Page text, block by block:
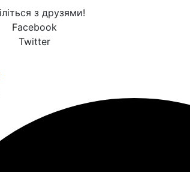
з друзями!
Facebook
Twitter